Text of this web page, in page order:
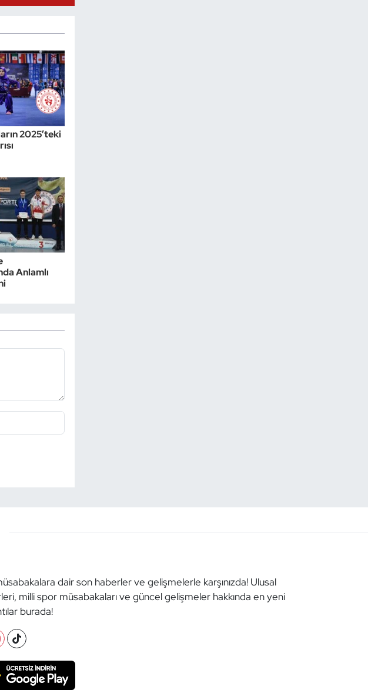
2025’teki
Anlamlı
dair son haberler ve gelişmelerle karşınızda! Ulusal
milli spor müsabakaları ve güncel gelişmeler hakkında en yeni
burada!